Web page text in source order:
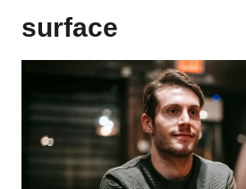
surface